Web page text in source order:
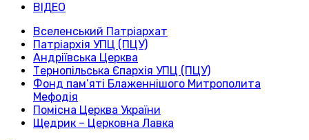
ВІДЕО
Вселенський Патріархат
Патріархія УПЦ (ПЦУ)
Андріївська Церква
Тернопільська Єпархія УПЦ (ПЦУ)
Фонд пам’яті Блаженнішого Митрополита
Мефодія
Помісна Церква України
Щедрик – Церковна Лавка